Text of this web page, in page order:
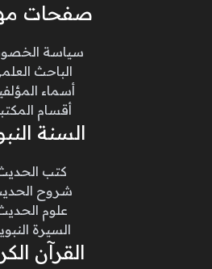
صفحات
سياسة
الباحث
أسماء
أقسام
السنة
كتب
شروح
علوم
السيرة
القرآن